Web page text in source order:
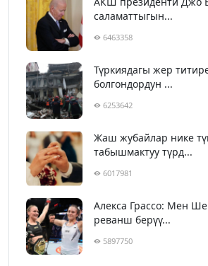
саламаттыгын...
6463358
Түркиядагы жер
болгондордун ...
6253642
Жаш жубайлар нике
табышмактуу түрд...
6017981
Алекса Грассо: Мен
реванш берүү...
5897750